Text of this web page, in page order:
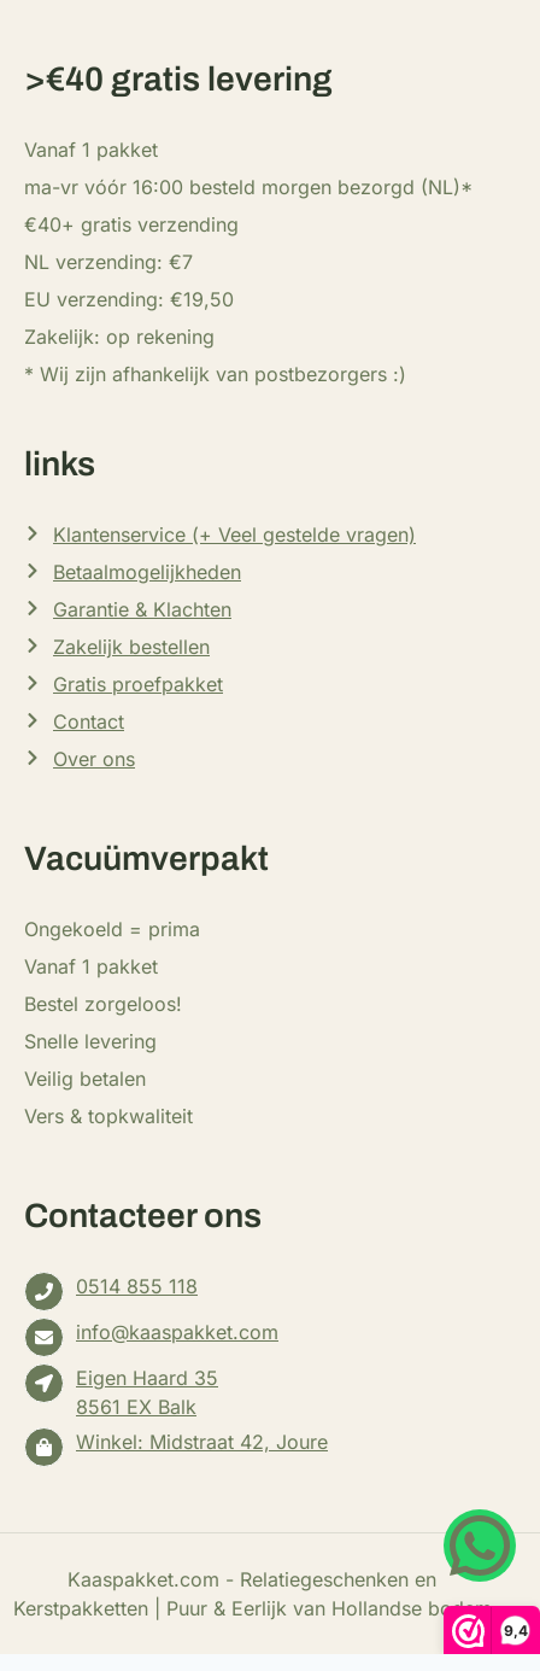
9,4
>€40 gratis levering
Vanaf 1 pakket
ma-vr vóór 16:00 besteld morgen bezorgd (NL)*
€40+ gratis verzending
NL verzending: €7
EU verzending: €19,50
Zakelijk: op rekening
* Wij zijn afhankelijk van postbezorgers :)
links
Klantenservice (+ Veel gestelde vragen)
Betaalmogelijkheden
Garantie & Klachten
Zakelijk bestellen
Gratis proefpakket
Contact
Over ons
Vacuümverpakt
Ongekoeld = prima
Vanaf 1 pakket
Bestel zorgeloos!
Snelle levering
Veilig betalen
Vers & topkwaliteit
Contacteer ons
0514 855 118
info@kaaspakket.com
Eigen Haard 35
8561 EX Balk
Winkel: Midstraat 42, Joure
Kaaspakket.com - Relatiegeschenken en
Kerstpakketten | Puur & Eerlijk van Hollandse bodem